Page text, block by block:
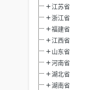
江苏省
浙江省
福建省
江西省
山东省
河南省
湖北省
湖南省